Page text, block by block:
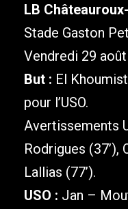
LB
Stade Gaston
Vendredi 29
But : El
pour l’USO.
Avertissements
Rodrigues (37’),
Lallias (77’).
USO : Jan –